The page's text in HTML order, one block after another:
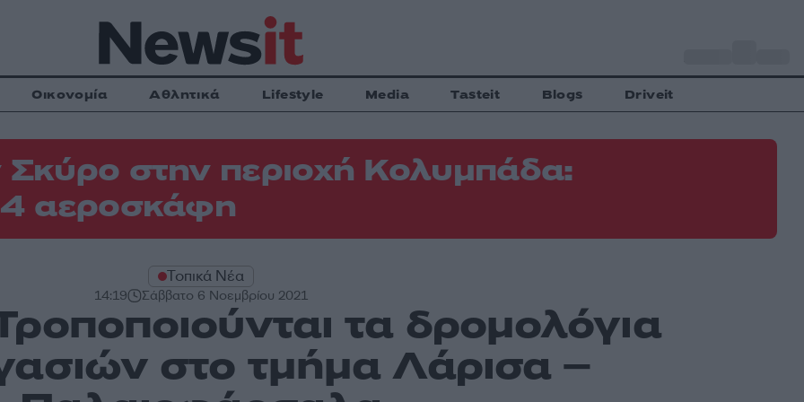
Οικονομία Αθλητικά Lifestyle Media Tasteit Blogs Driveit
στην περιοχή Κολυμπάδα:
4 αεροσκάφη
Τοπικά Νέα
14:19 Σάββατο 6 Νοεμβρίου 2021
τα δρομολόγια
στο τμήμα Λάρισα –